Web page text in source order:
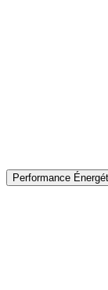
Performance